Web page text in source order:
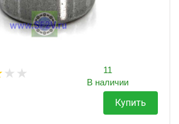
11
В наличии
Купить